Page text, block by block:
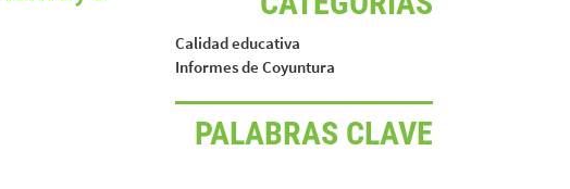
Calidad educativa
Informes de Coyuntura
PALABRAS CLAVE